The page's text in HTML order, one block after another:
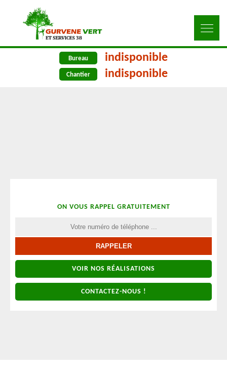
Bureau indisponible
Chantier indisponible
ON VOUS RAPPEL GRATUITEMENT
VOIR NOS RÉALISATIONS
CONTACTEZ-NOUS !